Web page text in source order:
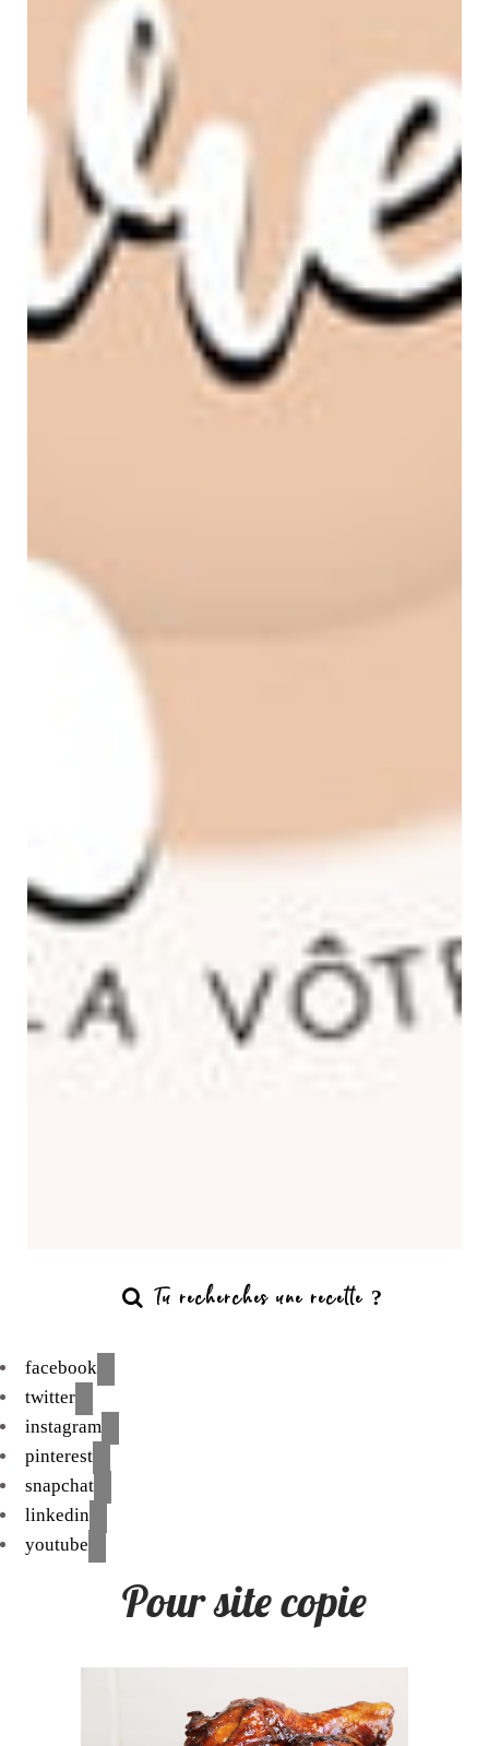
facebook
twitter
instagram
pinterest
snapchat
linkedin
youtube
Pour site copie